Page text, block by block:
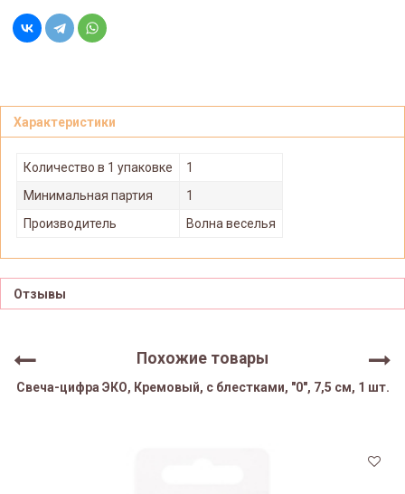
Характеристики
Количество в 1 упаковке
1
Минимальная партия
1
Производитель
Волна веселья
Отзывы
Похожие товары
Свеча-цифра ЭКО, Кремовый, с блестками, "0", 7,5 см, 1 шт.